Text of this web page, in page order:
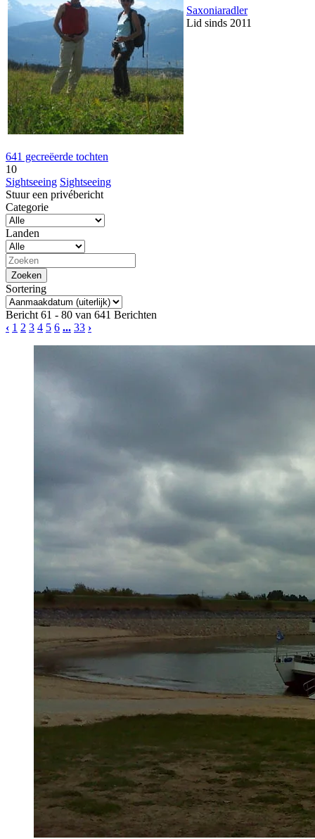
Saxoniaradler
Lid sinds 2011
641 gecreëerde tochten
10
Sightseeing Sightseeing
Stuur een privébericht
Categorie
Landen
Sortering
Bericht 61 - 80 van 641 Berichten
‹ 1 2 3 4 5 6 ... 33 ›